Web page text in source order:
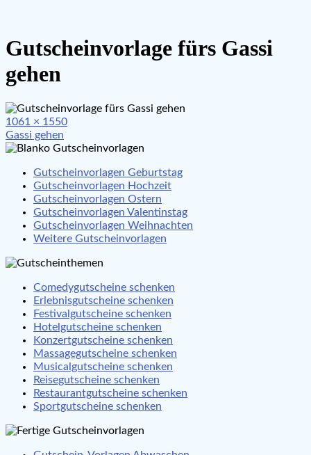
Gutscheinvorlage fürs Gassi
gehen
Full
size
1061 × 1550
Beitragsnavigation
Gassi gehen
Gutscheinvorlagen Geburtstag
Gutscheinvorlagen Hochzeit
Gutscheinvorlagen Ostern
Gutscheinvorlagen Valentinstag
Gutscheinvorlagen Weihnachten
Weitere Gutscheinvorlagen
Comedygutscheine schenken
Erlebnisgutscheine schenken
Festivalgutscheine schenken
Hotelgutscheine schenken
Konzertgutscheine schenken
Massagegutscheine schenken
Musicalgutscheine schenken
Reisegutscheine schenken
Restaurantgutscheine schenken
Sportgutscheine schenken